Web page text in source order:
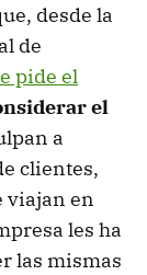
desde la
de
pide el
el
a
clientes,
viajan en
les ha
las mismas